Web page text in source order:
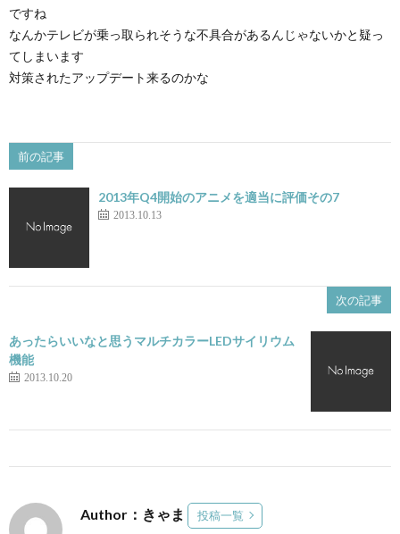
ですね
なんかテレビが乗っ取られそうな不具合があるんじゃないかと疑っ
てしまいます
対策されたアップデート来るのかな
前の記事
2013年Q4開始のアニメを適当に評価その7
2013.10.13
次の記事
あったらいいなと思うマルチカラーLEDサイリウム
機能
2013.10.20
Author：きゃま 投稿一覧